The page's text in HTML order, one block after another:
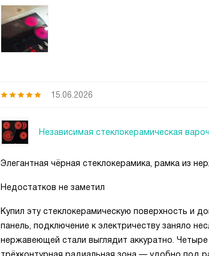
15.06.2026
Независимая стеклокерамическая
Элегантная чёрная стеклокерамика, рамка из
Недостатков не заметил
Купил эту стеклокерамическую поверхность и
панель, подключение к электричеству заняло
нержавеющей стали выглядит аккуратно.